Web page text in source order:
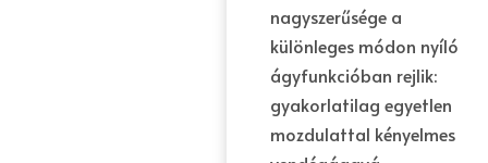
nagyszerűsége a
különleges módon nyíló
ágyfunkcióban rejlik:
gyakorlatilag egyetlen
mozdulattal kényelmes